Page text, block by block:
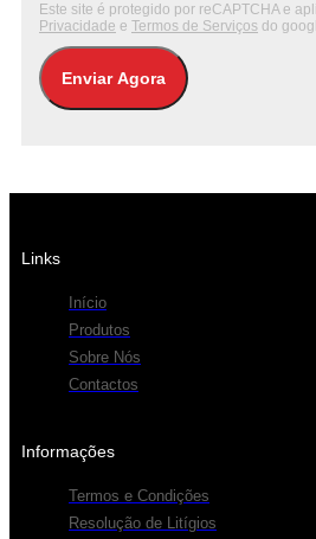
Este site é protegido por reCAPTCHA e
Privacidade e Termos de Serviços do
Enviar Agora
Links
Início
Produtos
Sobre Nós
Contactos
Informações
Termos e Condições
Resolução de Litígios